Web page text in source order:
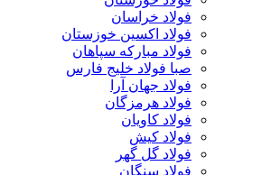
فولاد خراسان
فولاد اکسین خوزستان
فولاد مبارکه سپاهان
صبا فولاد خلیج فارس
فولاد جهان آرا
فولاد هرمزگان
فولاد کاویان
فولاد کیش
فولاد گل گهر
فولاد سنگان